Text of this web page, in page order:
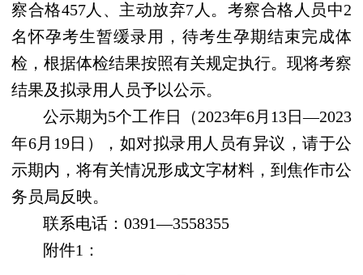
察合格457人、主动放弃7人。考察合格人员中2
名怀孕考生暂缓录用，待考生孕期结束完成体
检，根据体检结果按照有关规定执行。现将考察
结果及拟录用人员予以公示。
公示期为5个工作日（2023年6月13日—2023
年6月19日），如对拟录用人员有异议，请于公
示期内，将有关情况形成文字材料，到焦作市公
务员局反映。
联系电话：0391—3558355
附件1：